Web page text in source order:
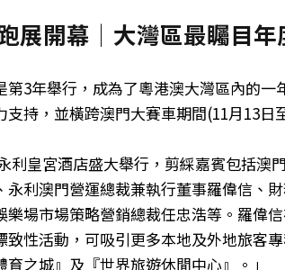
展開幕│大灣區最矚目年
第3年舉行，成為了粵港澳大灣區內的
持，並橫跨澳門大賽車期間(11月13日
利皇宮酒店盛大舉行，剪綵嘉賓包括澳
利澳門營運總裁兼執行董事羅偉信、
場市場策略營銷總裁任忠浩等。羅偉
性活動，可吸引更多本地及外地旅客
之城』及『世界旅遊休閒中心』。」